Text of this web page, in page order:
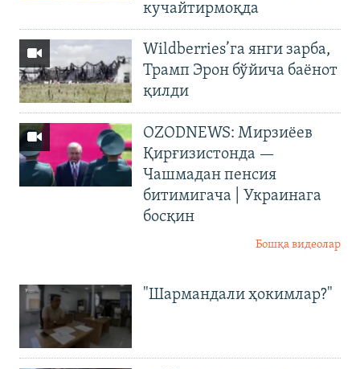
кучайтирмоқда
Wildberries’га янги зарба,
Трамп Эрон бўйича баёнот
қилди
OZODNEWS: Мирзиёев
Қирғизистонда —
Чашмадан пенсия
битимигача | Украинага
босқин
Бошқа видеолар
"Шармандали ҳокимлар?"